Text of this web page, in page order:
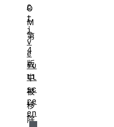
O
M
第
4
版
中
被
移
除
c
t
i
v
e
fu
ll
sc
re
en